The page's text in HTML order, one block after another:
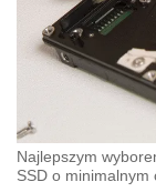
Najlepszym
SSD o minimalnym